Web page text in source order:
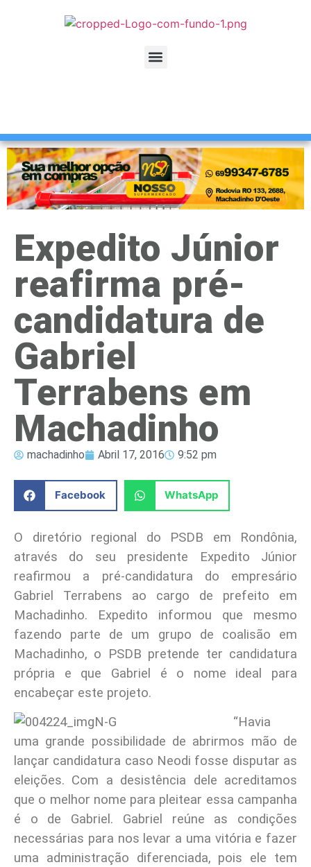
Expedito Júnior
reafirma pré-
candidatura de
Gabriel
Terrabens em
Machadinho
machadinho Abril 17, 2016 9:52 pm
Facebook WhatsApp
O diretório regional do PSDB em Rondônia,
através do seu presidente Expedito Júnior
reafirmou a pré-candidatura do empresário
Gabriel Terrabens ao cargo de prefeito em
Machadinho. Expedito informou que mesmo
fazendo parte de um grupo de coalisão em
Machadinho, o PSDB pretende ter candidatura
própria e que Gabriel é o nome ideal para
encabeçar este projeto.
“Havia
uma grande possibilidade de abrirmos mão de
lançar candidatura caso Neodi fosse disputar as
eleições. Com a desistência dele acreditamos
que o melhor nome para pleitear essa campanha
é o de Gabriel. Gabriel reúne as condições
necessárias para nos levar a uma vitória e fazer
uma administração diferenciada, pois ele tem